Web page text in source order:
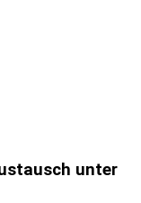
unter